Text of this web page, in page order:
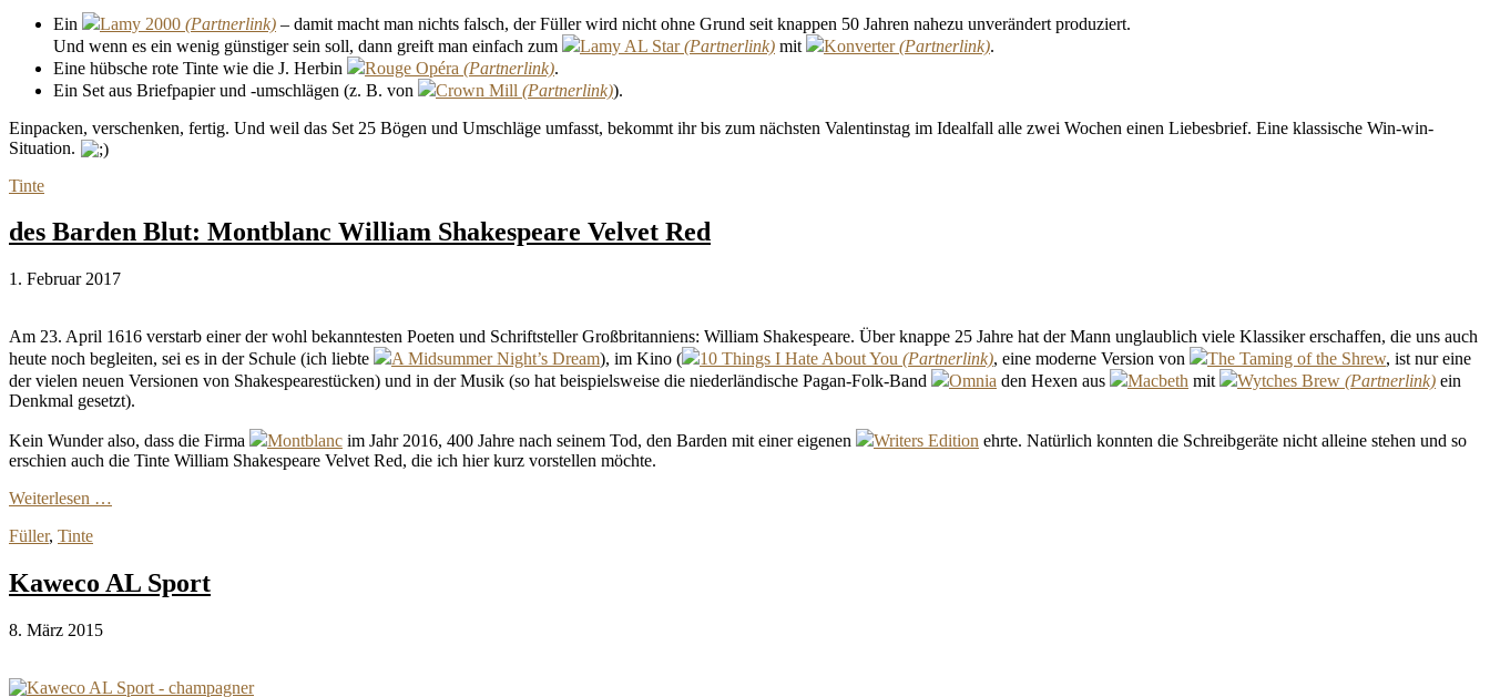
Ein Lamy 2000
– damit macht man nichts falsch, der Füller wird nicht ohne Grund seit knappen 50 Jahren nahezu unverändert produziert.
Und wenn es ein wenig günstiger sein soll, dann greift man einfach zum
Lamy AL Star mit Konverter
.
Eine hübsche rote Tinte wie die J. Herbin
Rouge Opéra
.
Ein Set aus Briefpapier und -umschlägen (z. B. von
Crown Mill
).
Einpacken, verschenken, fertig. Und weil das Set 25 Bögen und Umschläge umfasst, bekommt ihr bis zum nächsten Valentinstag im Idealfall alle zwei Wochen einen Liebesbrief. Eine klassische Win-win-
Situation.
Tinte
des Barden Blut: Montblanc William Shakespeare Velvet Red
1. Februar 2017
Am 23. April 1616 verstarb einer der wohl bekanntesten Poeten und Schriftsteller Großbritanniens: William Shakespeare. Über knappe 25 Jahre hat der Mann unglaublich viele Klassiker erschaffen, die uns auch
heute noch begleiten, sei es in der Schule (ich liebte
A Midsummer Night’s Dream), im Kino ( 10 Things I Hate About You , eine moderne Version von The Taming of the Shrew, ist nur eine
der vielen neuen Versionen von Shakespearestücken) und in der Musik (so hat beispielsweise die niederländische Pagan-Folk-Band
Omnia den Hexen aus Macbeth mit Wytches Brew
ein
Denkmal gesetzt).
Kein Wunder also, dass die Firma Montblanc im Jahr 2016, 400 Jahre nach seinem Tod, den Barden mit einer eigenen Writers Edition ehrte. Natürlich konnten die Schreibgeräte nicht alleine stehen und so
erschien auch die Tinte William Shakespeare Velvet Red, die ich hier kurz vorstellen möchte.
Weiterlesen …
Füller, Tinte
Kaweco AL Sport
8. März 2015